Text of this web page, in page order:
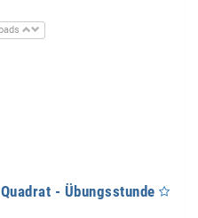
- Übungsstunde